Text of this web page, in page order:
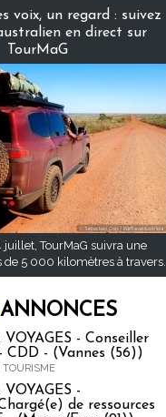
voix, un regard : suivez
en direct sur
TourMaG
TourMaG suivra une
5 000 kilomètres à travers...
ANNONCES
- Conseiller
CDD - (Vannes (56))
TOURISME
-
de ressources